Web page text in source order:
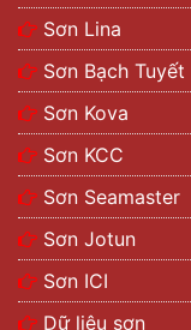
Sơn Lina
Sơn Bạch Tuyết
Sơn Kova
Sơn KCC
Sơn Seamaster
Sơn Jotun
Sơn ICI
Dữ liệu sơn